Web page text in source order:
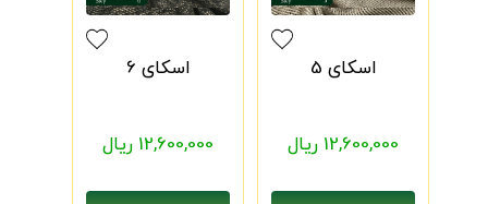
اسکای 5
12,600,000 ریال
اسکای 6
12,600,000 ریال